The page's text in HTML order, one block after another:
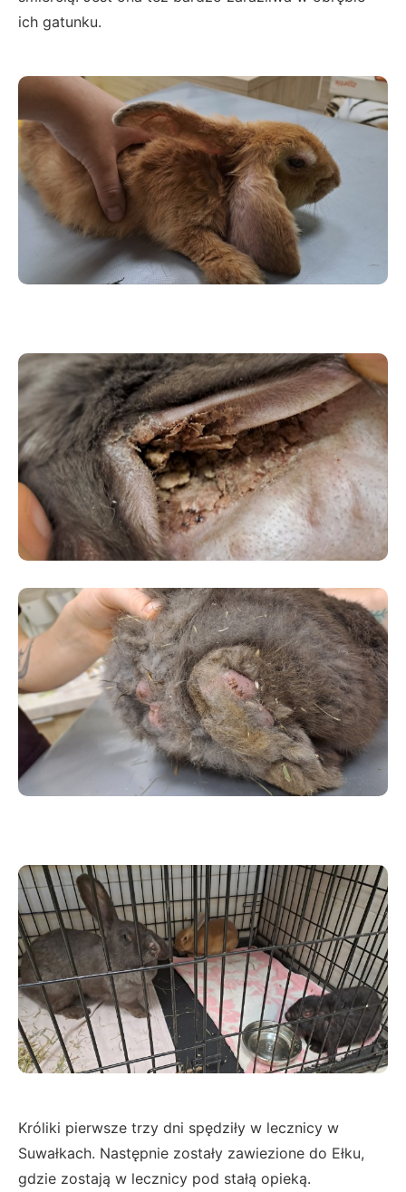
ich gatunku.
Króliki pierwsze trzy dni spędziły w lecznicy w
Suwałkach. Następnie zostały zawiezione do Ełku,
gdzie zostają w lecznicy pod stałą opieką.